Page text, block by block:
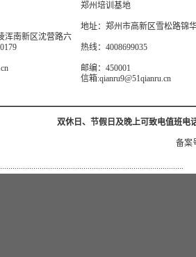
浑南新区沈营路六
郑州培训基地
地址：郑州市高新区雪松路锦
热线：4008699035
邮编：450001
信箱:qianru9@51qianru.cn
双休日、节假日及晚上可致电值班电
备案